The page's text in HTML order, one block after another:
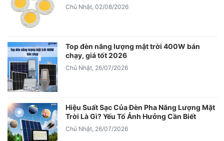
Chủ Nhật, 02/08/2026
Top đèn năng lượng mặt trời 400W bán
chạy, giá tốt 2026
Chủ Nhật, 26/07/2026
Hiệu Suất Sạc Của Đèn Pha Năng Lượng Mặt
Trời Là Gì? Yếu Tố Ảnh Hưởng Cần Biết
Chủ Nhật, 26/07/2026